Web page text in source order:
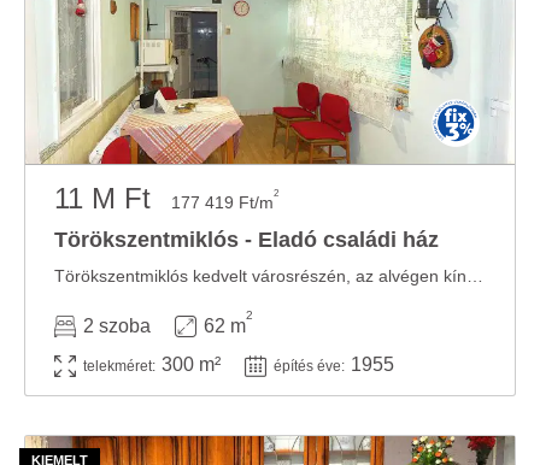
11 M Ft 177 419 Ft/m2
Törökszentmiklós - Eladó családi ház
2 szoba 62 m
2
telekméret: 300 m² építés éve: 1955